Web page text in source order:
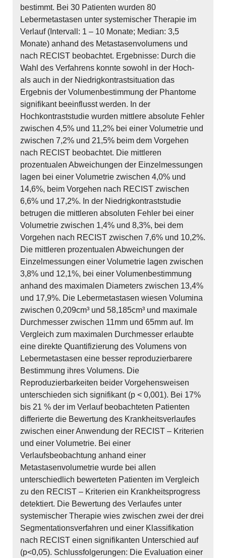
bestimmt. Bei 30 Patienten wurden 80
Lebermetastasen unter systemischer Therapie im
Verlauf (Intervall: 1 – 10 Monate; Median: 3,5
Monate) anhand des Metastasenvolumens und
nach RECIST beobachtet. Ergebnisse: Durch die
Wahl des Verfahrens konnte sowohl in der Hoch-
als auch in der Niedrigkontrastsituation das
Ergebnis der Volumenbestimmung der Phantome
signifikant beeinflusst werden. In der
Hochkontraststudie wurden mittlere absolute Fehler
zwischen 4,5% und 11,2% bei einer Volumetrie und
zwischen 7,2% und 21,5% beim dem Vorgehen
nach RECIST beobachtet. Die mittleren
prozentualen Abweichungen der Einzelmessungen
lagen bei einer Volumetrie zwischen 4,0% und
14,6%, beim Vorgehen nach RECIST zwischen
6,6% und 17,2%. In der Niedrigkontraststudie
betrugen die mittleren absoluten Fehler bei einer
Volumetrie zwischen 1,4% und 8,3%, bei dem
Vorgehen nach RECIST zwischen 7,6% und 10,2%.
Die mittleren prozentualen Abweichungen der
Einzelmessungen einer Volumetrie lagen zwischen
3,8% und 12,1%, bei einer Volumenbestimmung
anhand des maximalen Diameters zwischen 13,4%
und 17,9%. Die Lebermetastasen wiesen Volumina
zwischen 0,209cm³ und 58,185cm³ und maximale
Durchmesser zwischen 11mm und 65mm auf. Im
Vergleich zum maximalen Durchmesser erlaubte
eine direkte Quantifizierung des Volumens von
Lebermetastasen eine besser reproduzierbarere
Bestimmung ihres Volumens. Die
Reproduzierbarkeiten beider Vorgehensweisen
unterschieden sich signifikant (p < 0,001). Bei 17%
bis 21 % der im Verlauf beobachteten Patienten
differierte die Bewertung des Krankheitsverlaufes
zwischen einer Anwendung der RECIST – Kriterien
und einer Volumetrie. Bei einer
Verlaufsbeobachtung anhand einer
Metastasenvolumetrie wurde bei allen
unterschiedlich bewerteten Patienten im Vergleich
zu den RECIST – Kriterien ein Krankheitsprogress
detektiert. Die Bewertung des Verlaufes unter
systemischer Therapie wies zwischen zwei der drei
Segmentationsverfahren und einer Klassifikation
nach RECIST einen signifikanten Unterschied auf
(p<0,05). Schlussfolgerungen: Die Evaluation einer